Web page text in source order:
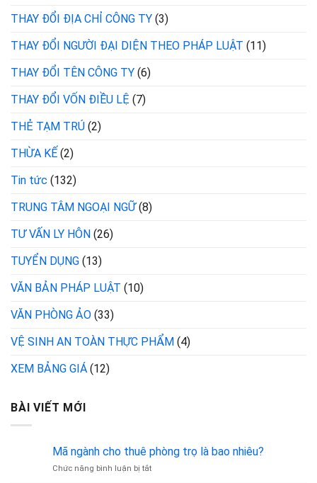
THAY ĐỔI ĐỊA CHỈ CÔNG TY (3)
THAY ĐỔI NGƯỜI ĐẠI DIỆN THEO PHÁP LUẬT (11)
THAY ĐỔI TÊN CÔNG TY (6)
THAY ĐỔI VỐN ĐIỀU LỆ (7)
THẺ TẠM TRÚ (2)
THỪA KẾ (2)
Tin tức (132)
TRUNG TÂM NGOẠI NGỮ(8)
TƯ VẤN LY HÔN (26)
TUYỂN DỤNG (13)
VĂN BẢN PHÁP LUẬT (10)
VĂN PHÒNG ẢO (33)
VỆ SINH AN TOÀN THỰC PHẨM (4)
XEM BẢNG GIÁ (12)
BÀI VIẾT MỚI
Mã ngành cho thuê phòng trọ là bao nhiêu?
Chức năng bình luận bị tắtở